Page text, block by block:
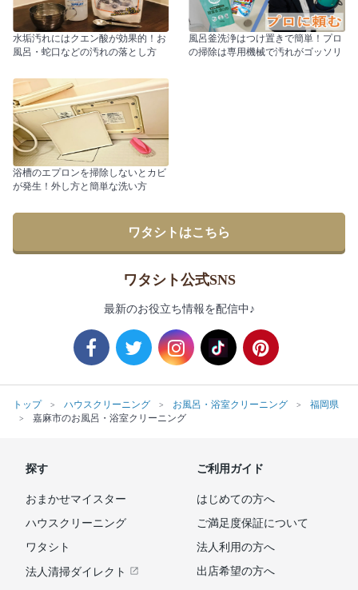
水垢汚れにはクエン酸が効果的！お
風呂・蛇口などの汚れの落とし方
風呂釜洗浄はつけ置きで簡単！プロ
の掃除は専用機械で汚れがゴッソリ
浴槽のエプロンを掃除しないとカビ
が発生！外し方と簡単な洗い方
ワタシトはこちら
ワタシト公式SNS
最新のお役立ち情報を配信中♪
トップ ハウスクリーニング お風呂・浴室クリーニング
福岡県
嘉麻市のお風呂・浴室クリーニング
探す
おまかせマイスター
ハウスクリーニング
ワタシト
法人清掃ダイレクト
ご利用ガイド
はじめての方へ
ご満足度保証について
法人利用の方へ
出店希望の方へ